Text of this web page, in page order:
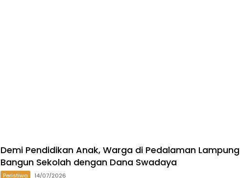
Demi Pendidikan Anak, Warga di Pedalaman Lampung
Bangun Sekolah dengan Dana Swadaya
Peristiwa 14/07/2026